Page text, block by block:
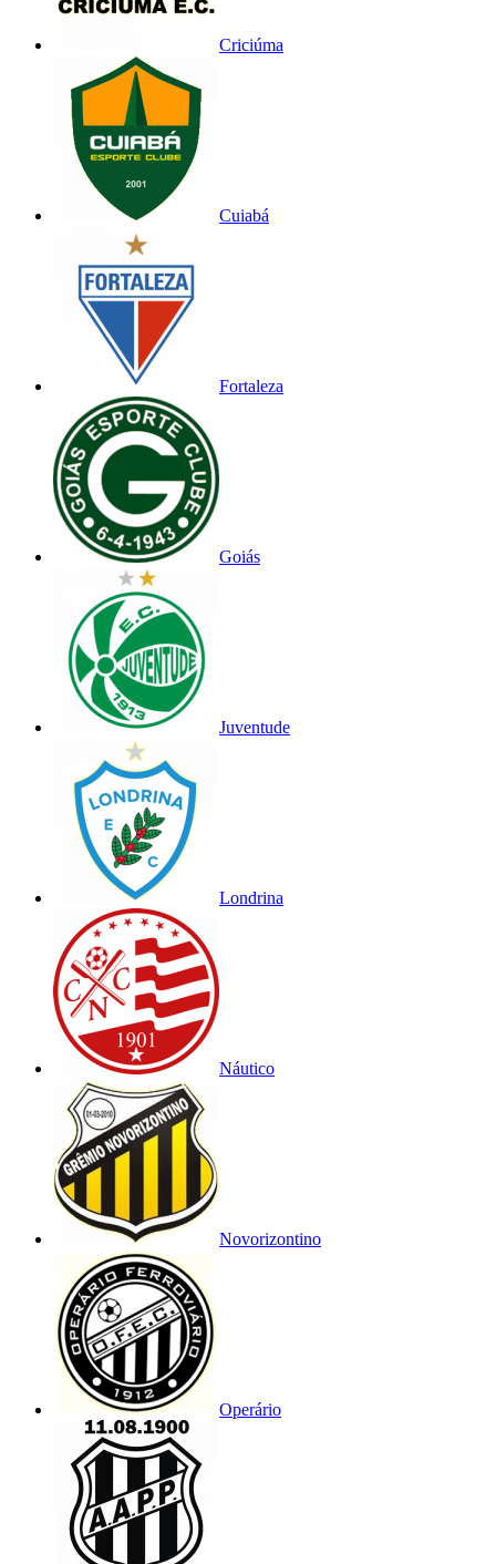
Criciúma
Cuiabá
Fortaleza
Goiás
Juventude
Londrina
Náutico
Novorizontino
Operário